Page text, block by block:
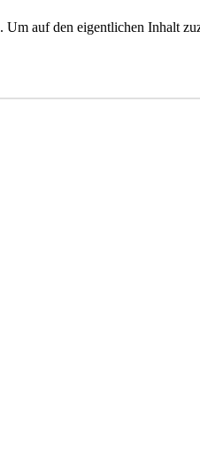
. Um auf den eigentlichen Inhalt